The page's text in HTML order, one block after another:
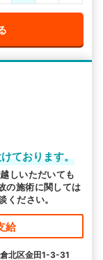
ております。
しいただいても
の施術に関しては
ください。
給
北区金田1-3-31